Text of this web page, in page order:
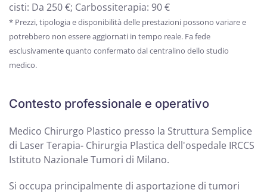
cisti: Da 250 €; Carbossiterapia: 90 €
* Prezzi, tipologia e disponibilità delle prestazioni possono variare e
potrebbero non essere aggiornati in tempo reale. Fa fede
esclusivamente quanto confermato dal centralino dello studio
medico.
Contesto professionale e operativo
Medico Chirurgo Plastico presso la Struttura Semplice
di Laser Terapia- Chirurgia Plastica dell'ospedale IRCCS
Istituto Nazionale Tumori di Milano.
Si occupa principalmente di asportazione di tumori